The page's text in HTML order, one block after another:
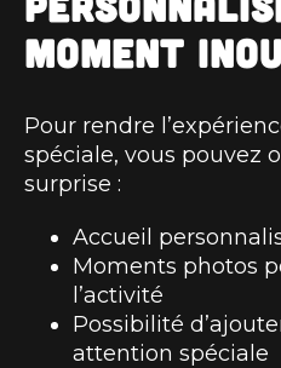
moment
Pour rendre
spéciale, vous pouvez
surprise :
Accueil
Moments photos
l’activité
Possibilité
attention spéciale